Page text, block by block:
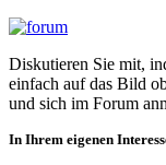
Diskutieren Sie mit,
einfach auf das Bild
und sich im Forum
In Ihrem eigenen